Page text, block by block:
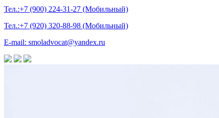
Тел.:+7 (900) 224-31-27 (Мобильный)
Тел.:+7 (920) 320-88-98 (Мобильный)
E-mail: smoladvocat@yandex.ru